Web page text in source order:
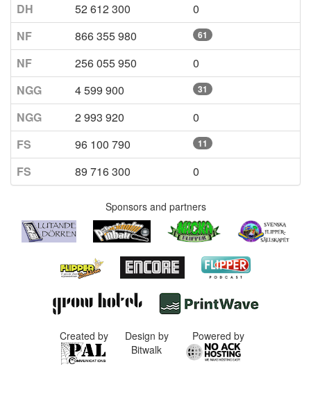
DH 52 612 300
0
NF
866 355 980 61
NF 256 055 950
0
NGG
4 599 900 31
NGG 2 993 920
0
FS
96 100 790 11
FS 89 716 300 0
Sponsors and partners
Created by
Design by
Bitwalk
Powered by